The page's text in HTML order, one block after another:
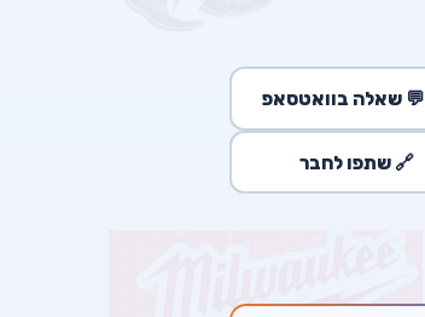
💬 שאלה בוואטסאפ
🔗 שתפו לחבר